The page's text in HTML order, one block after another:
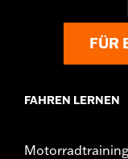
Befestigungsart:
Separat erhältlich:
Material:Stahl
FÜR
FAHREN LERNEN
Motorradtraining